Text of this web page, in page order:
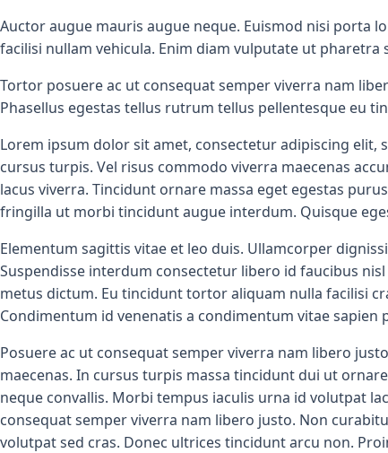
Auctor augue mauris augue neque. Euismod nisi porta
facilisi nullam vehicula. Enim diam vulputate ut
Tortor posuere ac ut consequat semper viverra nam
Phasellus egestas tellus rutrum tellus pellentesque eu
Lorem ipsum dolor sit amet, consectetur adipiscing
cursus turpis. Vel risus commodo viverra maecenas
lacus viverra. Tincidunt ornare massa eget egestas
fringilla ut morbi tincidunt augue interdum. Quisque
Elementum sagittis vitae et leo duis. Ullamcorper
Suspendisse interdum consectetur libero id faucibus
metus dictum. Eu tincidunt tortor aliquam nulla facilisi
Condimentum id venenatis a condimentum vitae sapien
Posuere ac ut consequat semper viverra nam libero
maecenas. In cursus turpis massa tincidunt dui ut
neque convallis. Morbi tempus iaculis urna id volutpat
consequat semper viverra nam libero justo. Non
volutpat sed cras. Donec ultrices tincidunt arcu non.